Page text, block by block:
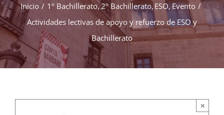
Inicio 1º Bachillerato 2º Bachillerato ESO Evento
Actividades lectivas de apoyo y refuerzo de ESO y
Bachillerato
×